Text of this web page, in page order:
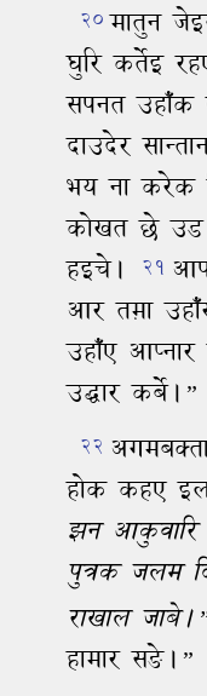
२० मातुन
घुरि कर्तेइ
सपनत उहाँक
दाउदेर
भय ना करेक
कोखत छे उड
हइचे।
२१
आर तम़ा
उहाँए
उद्धार कर्बे।”
२२
होक कहए
झन आकुवारि
पुत्रक जलम
राखाल
हामार सङे।”